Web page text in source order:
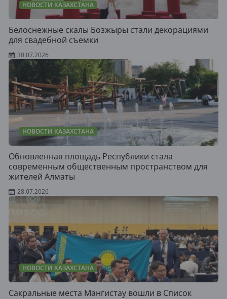
НОВОСТИ КАЗАХСТАНА
Белоснежные скалы Бозжыры стали декорациями
для свадебной съемки
30.07.2026
НОВОСТИ КАЗАХСТАНА
Обновленная площадь Республики стала
современным общественным пространством для
жителей Алматы
28.07.2026
НОВОСТИ КАЗАХСТАНА
Сакральные места Мангистау вошли в Список